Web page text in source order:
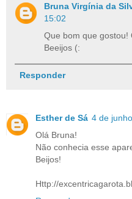
Bruna Virgínia da
15:02
Que bom que gostou!
Beeijos (:
Responder
Esther de Sá 4 de
Olá Bruna!
Não conhecia esse
Beijos!
Http://